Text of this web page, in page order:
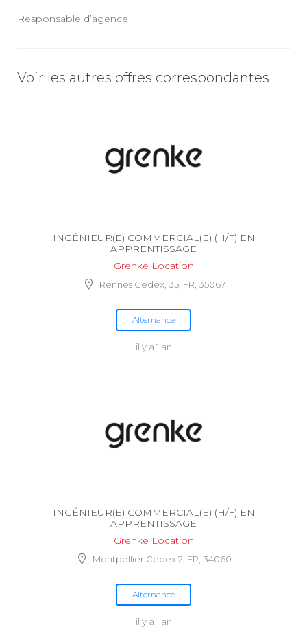
Responsable d’agence
Voir les autres offres correspondantes
INGÉNIEUR(E) COMMERCIAL(E) (H/F) EN
APPRENTISSAGE
Grenke Location
Rennes Cedex, 35, FR, 35067
Alternance
il y a 1 an
INGÉNIEUR(E) COMMERCIAL(E) (H/F) EN
APPRENTISSAGE
Grenke Location
Montpellier Cedex 2, FR, 34060
Alternance
il y a 1 an